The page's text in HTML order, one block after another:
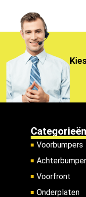
Categorieën
Voorbumpers
Voorfront
Onderplaten